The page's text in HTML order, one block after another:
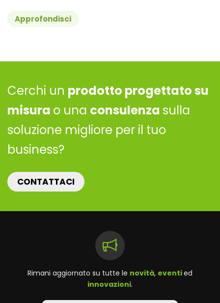
Approfondisci
Cerchi un prodotto progettato su
misura o una consulenza sulla
soluzione migliore per il tuo
business?
CONTATTACI
Rimani aggiornato su tutte le novità, eventied
innovazioni.